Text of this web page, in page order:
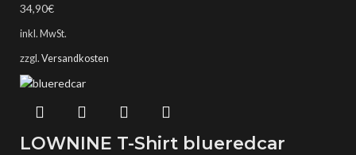
34,90€
inkl. MwSt.
zzgl. Versandkosten
LOWNINE T-Shirt blueredcar